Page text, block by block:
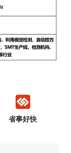
省事好快